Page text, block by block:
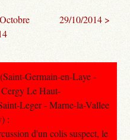
29/10/2014 >
Germain-en-Laye -
Le Haut-
Leger - Marne-la-Vallee
:
d'un colis suspect, le